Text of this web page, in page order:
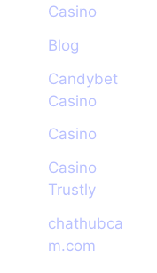
Casino
Blog
Candybet
Casino
Casino
Casino
Trustly
chathubca
m.com